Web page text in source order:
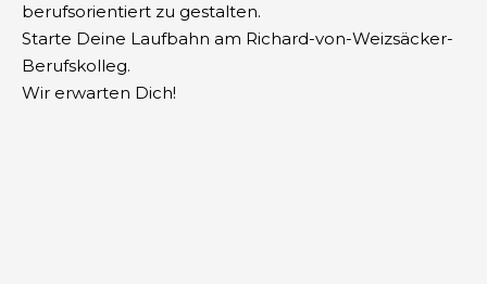
berufsorientiert zu gestalten.
Starte Deine Laufbahn am Richard-von-Weizsäcker-
Berufskolleg.
Wir erwarten Dich!